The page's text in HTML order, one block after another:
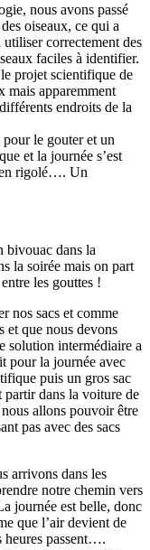
nous avons passé
oiseaux, ce qui a
correctement des
faciles à identifier.
projet scientifique de
mais apparemment
endroits de la
le gouter et un
et la journée s’est
rigolé…. Un
bivouac dans la
la soirée mais on part
les gouttes !
nos sacs et comme
et que nous devons
solution intermédiaire a
pour la journée avec
puis un gros sac
dans la voiture de
allons pouvoir être
pas avec des sacs
arrivons dans les
notre chemin vers
journée est belle, donc
que l’air devient de
heures passent….